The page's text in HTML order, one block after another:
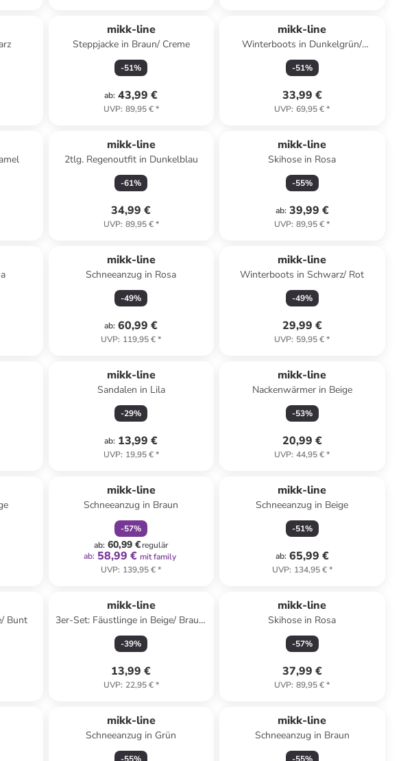
mikk-line
Steppjacke in Braun/ Creme
-51%
ab: 43,99 €
UVP: 89,95 €*
mikk-line
Winterboots in Dunkelgrün/
Dunkelblau
-51%
33,99 €
UVP: 69,95 €*
mikk-line
2tlg. Regenoutfit in Dunkelblau
-61%
34,99 €
UVP: 89,95 €*
mikk-line
Skihose in Rosa
-55%
ab: 39,99 €
UVP: 89,95 €*
mikk-line
Schneeanzug in Rosa
-49%
ab: 60,99 €
UVP: 119,95 €*
mikk-line
Winterboots in Schwarz/ Rot
-49%
29,99 €
UVP: 59,95 €*
mikk-line
Sandalen in Lila
-29%
ab: 13,99 €
UVP: 19,95 €*
mikk-line
Nackenwärmer in Beige
-53%
20,99 €
UVP: 44,95 €*
mikk-line
Schneeanzug in Braun
-57%
ab: 60,99 €regulär
ab: 58,99 € mit family
UVP: 139,95 €*
mikk-line
Schneeanzug in Beige
-51%
ab: 65,99 €
UVP: 134,95 €*
Bunt
mikk-line
3er-Set: Fäustlinge in Beige/ Braun/
Dunkelblau
-39%
13,99 €
UVP: 22,95 €*
mikk-line
Skihose in Rosa
-57%
37,99 €
UVP: 89,95 €*
mikk-line
Schneeanzug in Grün
mikk-line
Schneeanzug in Braun